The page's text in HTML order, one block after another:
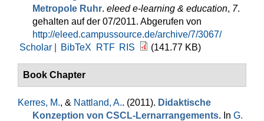
Metropole Ruhr. eleed e-learning & education, 7.
gehalten auf der 07/2011. Abgerufen von
http://eleed.campussource.de/archive/7/3067/
Scholar |
BibTeX RTF RIS (141.77 KB)
Book Chapter
Kerres, M., & Nattland, A.. (2011). Didaktische
Konzeption von CSCL-Lernarrangements. In G.